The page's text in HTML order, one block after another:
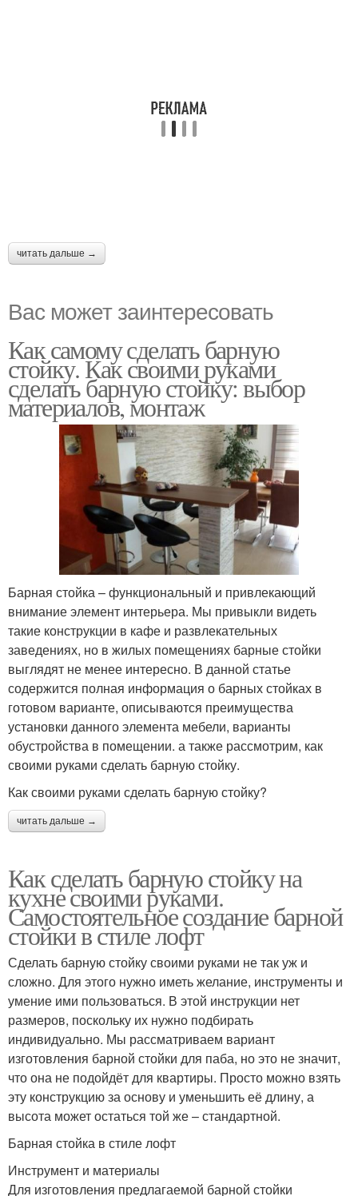
читать дальше →
Вас может заинтересовать
Как самому сделать барную
стойку. Как своими руками
сделать барную стойку: выбор
материалов, монтаж
Барная стойка – функциональный и привлекающий
внимание элемент интерьера. Мы привыкли видеть
такие конструкции в кафе и развлекательных
заведениях, но в жилых помещениях барные стойки
выглядят не менее интересно. В данной статье
содержится полная информация о барных стойках в
готовом варианте, описываются преимущества
установки данного элемента мебели, варианты
обустройства в помещении. а также рассмотрим, как
своими руками сделать барную стойку.
Как своими руками сделать барную стойку?
читать дальше →
Как сделать барную стойку на
кухне своими руками.
Самостоятельное создание барной
стойки в стиле лофт
Сделать барную стойку своими руками не так уж и
сложно. Для этого нужно иметь желание, инструменты и
умение ими пользоваться. В этой инструкции нет
размеров, поскольку их нужно подбирать
индивидуально. Мы рассматриваем вариант
изготовления барной стойки для паба, но это не значит,
что она не подойдёт для квартиры. Просто можно взять
эту конструкцию за основу и уменьшить её длину, а
высота может остаться той же – стандартной.
Барная стойка в стиле лофт
Инструмент и материалы
Для изготовления предлагаемой барной стойки